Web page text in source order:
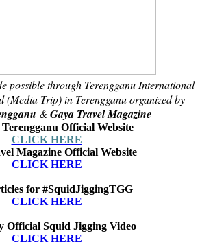
possible through Terengganu International
(Media Trip) in Terengganu organized by
&Gaya Travel Magazine
Official Website
CLICK HERE
Magazine Official Website
CLICK HERE
for #SquidJiggingTGG
CLICK HERE
Official Squid Jigging Video
CLICK HERE